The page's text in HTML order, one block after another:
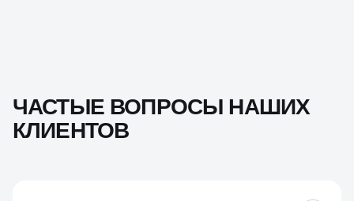
ЧАСТЫЕ ВОПРОСЫ НАШИХ
КЛИЕНТОВ